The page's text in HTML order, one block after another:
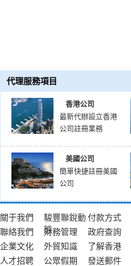
代理服務項目
香港公司
最新代辦設立香港
公司註冊業務
美國公司
簡單快捷註冊美國
公司
關于我們
駿豐聯銳動
態
付款方式
聯絡我們
財務管理 政府查詢
企業文化
外貿知識 了解香港
人才招聘
公眾假期 發送郵件